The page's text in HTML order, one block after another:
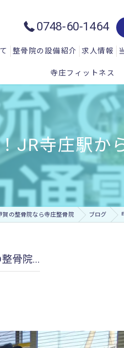
0748-60-1464
整骨院の設備紹介
ハイトーン治療器：ハイチャージ
微弱電流治療器：エレクトロマ
微弱電流治療器：エレクトロア
微弱電流治療器：エレサス
微弱電流治療器：ソーマダイン
光と温熱治療器：フィールドフ
加圧治療：MCCⅡマルチカフケ
求人情報
寺庄フィットネス
JR寺庄駅か
賀の整骨院なら寺庄整骨院 ブログ
骨院...